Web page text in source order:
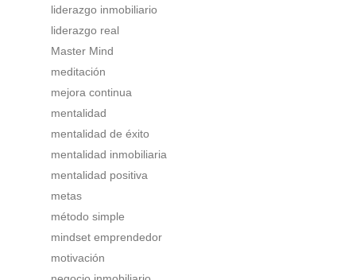
liderazgo inmobiliario
liderazgo real
Master Mind
meditación
mejora continua
mentalidad
mentalidad de éxito
mentalidad inmobiliaria
mentalidad positiva
metas
método simple
mindset emprendedor
motivación